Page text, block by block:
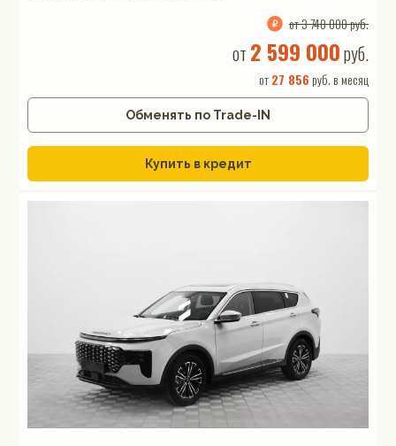
от 3 740 000 руб.
от 2 599 000руб.
от27 856 руб. в месяц
Обменять по Trade-IN
Купить в кредит